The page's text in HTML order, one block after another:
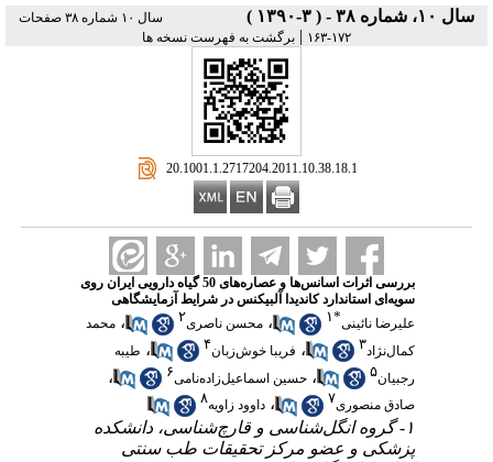
سال ۱۰، شماره ۳۸ - ( ۳-۱۳۹۰ )
سال ۱۰ شماره ۳۸ صفحات
۱۷۲-۱۶۳
| برگشت به فهرست نسخه ها
‎ 20.1001.1.2717204.2011.10.38.18.1
بررسی اثرات اسانس‌ها و عصاره‌های 50 گیاه دارویی ایران روی
سویه‌ای استاندارد کاندیدا آلبیکنس در شرایط آزمایشگاهی
علیرضا نائینی*۱ ، محسن ناصری۲ ، محمد
کمال‌نژاد۳ ، فریبا خوش‌زبان۴ ، طیبه
رجبیان۵ ، حسین اسماعیل‌زاده‌نامی۶ ،
صادق منصوری۷ ، داوود زاویه۸
۱- گروه انگل‌شناسی و قارچ‌شناسی، دانشکده
پزشکی و عضو مرکز تحقیقات طب سنتی